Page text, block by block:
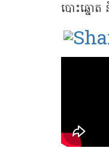
បោះឆ្នោត